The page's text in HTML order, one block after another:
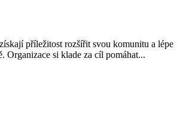
příležitost rozšířit svou komunitu a lépe
si klade za cíl pomáhat...